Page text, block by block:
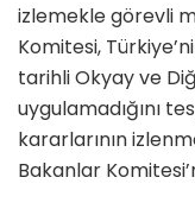
izlemekle görevli
Komitesi,
tarihli Okyay ve
uygulamadığını
kararlarının
Bakanlar